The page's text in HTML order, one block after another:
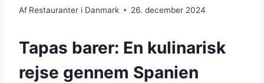
Af Restauranter i Danmark 26. december 2024
Tapas barer: En kulinarisk
rejse gennem Spanien